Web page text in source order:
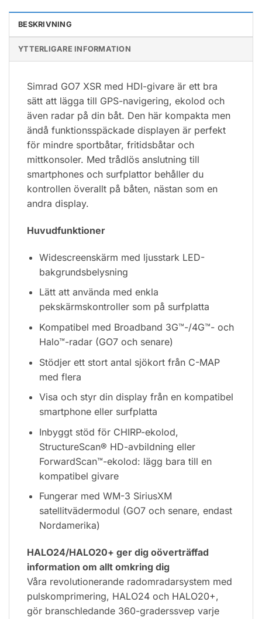
BESKRIVNING
YTTERLIGARE INFORMATION
Simrad GO7 XSR med HDI-givare är ett bra
sätt att lägga till GPS-navigering, ekolod och
även radar på din båt. Den här kompakta men
ändå funktionsspäckade displayen är perfekt
för mindre sportbåtar, fritidsbåtar och
mittkonsoler. Med trådlös anslutning till
smartphones och surfplattor behåller du
kontrollen överallt på båten, nästan som en
andra display.
Huvudfunktioner
Widescreenskärm med ljusstark LED-
bakgrundsbelysning
Lätt att använda med enkla
pekskärmskontroller som på surfplatta
Kompatibel med Broadband 3G™-/4G™- och
Halo™-radar (GO7 och senare)
Stödjer ett stort antal sjökort från C-MAP
med flera
Visa och styr din display från en kompatibel
smartphone eller surfplatta
Inbyggt stöd för CHIRP-ekolod,
StructureScan® HD-avbildning eller
ForwardScan™-ekolod: lägg bara till en
kompatibel givare
Fungerar med WM-3 SiriusXM
satellitvädermodul (GO7 och senare, endast
Nordamerika)
HALO24/HALO20+ ger dig oöverträffad
information om allt omkring dig
Våra revolutionerande radomradarsystem med
pulskomprimering, HALO24 och HALO20+,
gör branschledande 360-graderssvep varje